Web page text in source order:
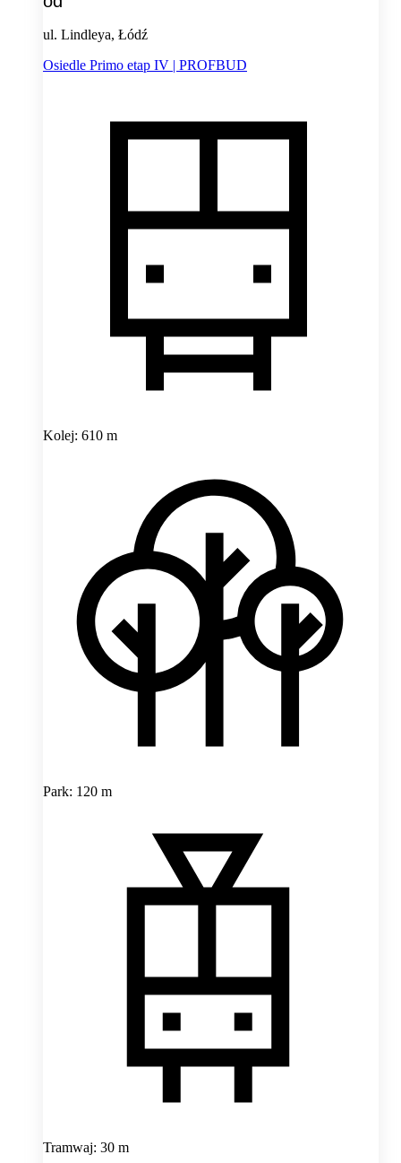
ul. Lindleya, Łódź
Osiedle Primo etap IV | PROFBUD
Kolej: 610 m
Park: 120 m
Tramwaj: 30 m